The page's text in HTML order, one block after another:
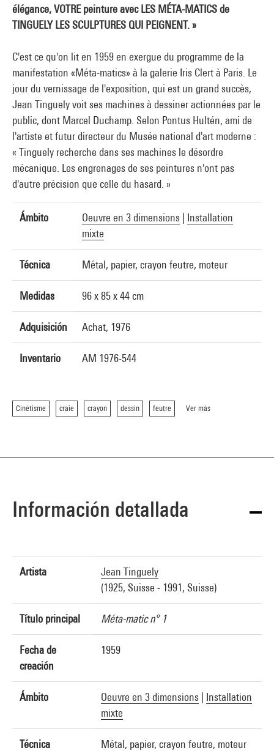
élégance, VOTRE peinture avec LES MÉTA-MATICS de
TINGUELY LES SCULPTURES QUI PEIGNENT. »
C'est ce qu'on lit en 1959 en exergue du programme de la
manifestation «Méta-matics» à la galerie Iris Clert à Paris. Le
jour du vernissage de l'exposition, qui est un grand succès,
Jean Tinguely voit ses machines à dessiner actionnées par le
public, dont Marcel Duchamp. Selon Pontus Hultén, ami de
l'artiste et futur directeur du Musée national d'art moderne :
« Tinguely recherche dans ses machines le désordre
mécanique. Les engrenages de ses peintures n'ont pas
d'autre précision que celle du hasard. »
Ámbito Oeuvre en 3 dimensions
Installation
mixte
Técnica Métal, papier, crayon feutre, moteur
Medidas 96 x 85 x 44 cm
Adquisición Achat, 1976
Inventario AM 1976-544
Cinétisme craie crayon dessin feutre Ver más
Información detallada
Artista
Jean Tinguely
(1925, Suisse - 1991, Suisse)
Título principal Méta-matic n° 1
Fecha de
creación
1959
Ámbito Oeuvre en 3 dimensions
Installation
mixte
Técnica Métal, papier, crayon feutre, moteur